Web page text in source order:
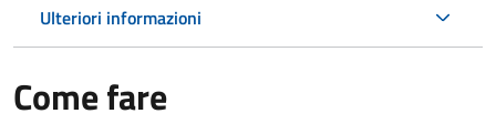
Ulteriori informazioni
Come fare